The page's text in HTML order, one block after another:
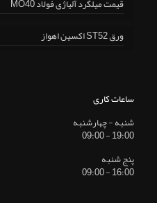
قیمت میلگرد آلیاژی فولاد MO40
ورق ST52 اکسین اهواز
ساعات کاری
شنبه - چهارشنبه
19:00 - 09:00
پنج شنبه
16:00 - 09:00